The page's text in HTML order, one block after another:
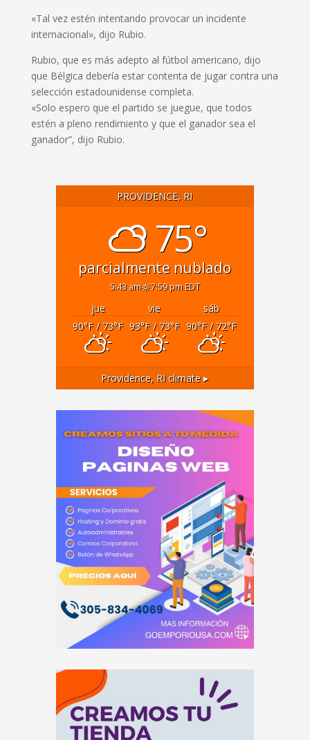
«Tal vez estén intentando provocar un incidente
internacional», dijo Rubio.
Rubio, que es más adepto al fútbol americano, dijo
que Bélgica debería estar contenta de jugar contra una
selección estadounidense completa.
«Solo espero que el partido se juegue, que todos
estén a pleno rendimiento y que el ganador sea el
ganador”, dijo Rubio.
PROVIDENCE, RI
75°
parcialmente nublado
5:43 am 7:59 pm EDT
jue vie
sáb
90°F/ 73°F 93°F/ 73°F 90°F/ 72°F
Providence, RI climate ▸